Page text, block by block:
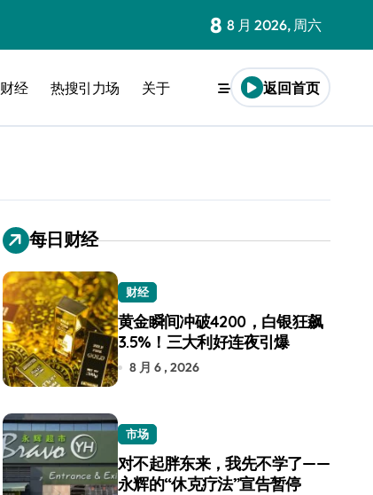
8 8 月 2026, 周六
财经 热搜引力场 关于 返回首页
每日财经
财经
黄金瞬间冲破4200，白银狂飙
3.5%！三大利好连夜引爆
8 月 6 , 2026
市场
对不起胖东来，我先不学了——
永辉的“休克疗法”宣告暂停